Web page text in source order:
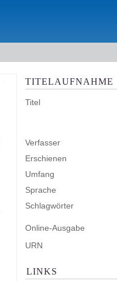
TITELAUFNAHME
Titel
Verfasser
Erschienen
Umfang
Sprache
Schlagwörter
Online-Ausgabe
URN
LINKS